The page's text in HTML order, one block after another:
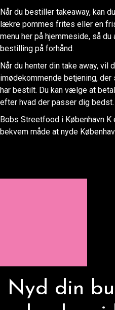
Når du bestiller takeaway, kan
lækre pommes frites eller en
menu her på hjemmeside, så
bestilling på forhånd.
Når du henter din take away, vil
imødekommende betjening, der
har bestilt. Du kan vælge at
efter hvad der passer dig bedst.
Bobs Streetfood i København K
bekvem måde at nyde
Nyd din